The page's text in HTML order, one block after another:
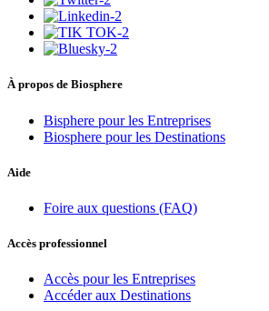
À propos de Biosphere
Bisphere pour les Entreprises
Biosphere pour les Destinations
Aide
Foire aux questions (FAQ)
Accès professionnel
Accès pour les Entreprises
Accéder aux Destinations